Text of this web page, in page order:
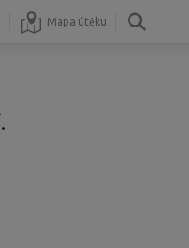
Mapa útěku